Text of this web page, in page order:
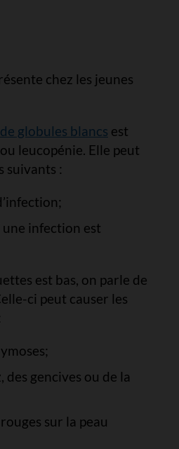
chez les jeunes
globules blancs est
leucopénie. Elle peut
suivants :
infection est
est bas, on parle de
ci peut causer les
des gencives ou de la
sur la peau